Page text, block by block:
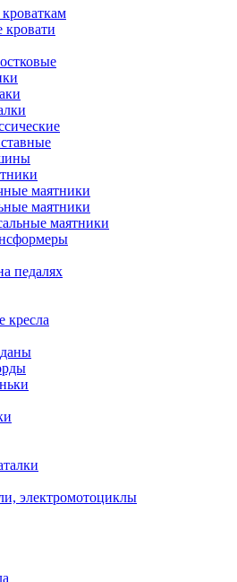
кровати
маятники
маятники
маятники
педалях
кресла
электромотоциклы